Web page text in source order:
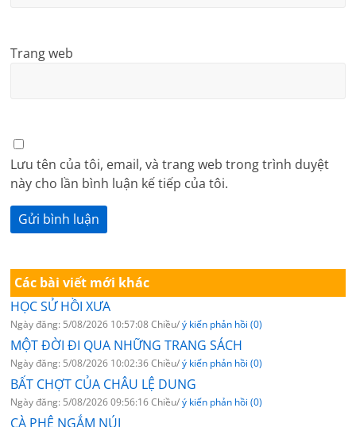
Trang web
Lưu tên của tôi, email, và trang web trong trình duyệt
này cho lần bình luận kế tiếp của tôi.
Các bài viết mới khác
HỌC SỬ HỒI XƯA
Ngày đăng: 5/08/2026 10:57:08 Chiều/ý kiến phản hồi (0)
MỘT ĐỜI ĐI QUA NHỮNG TRANG SÁCH
Ngày đăng: 5/08/2026 10:02:36 Chiều/ý kiến phản hồi (0)
BẤT CHỢT CỦA CHÂU LỆ DUNG
Ngày đăng: 5/08/2026 09:56:16 Chiều/ý kiến phản hồi (0)
CÀ PHÊ NGẮM NÚI